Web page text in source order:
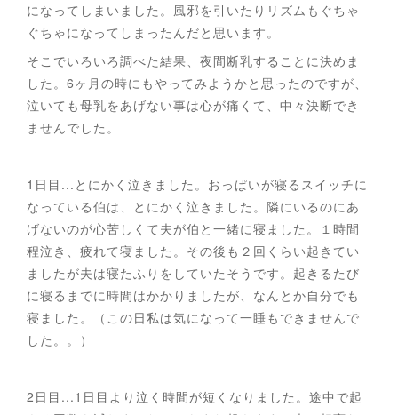
になってしまいました。風邪を引いたりリズムもぐちゃ
ぐちゃになってしまったんだと思います。
そこでいろいろ調べた結果、夜間断乳することに決めま
した。6ヶ月の時にもやってみようかと思ったのですが、
泣いても母乳をあげない事は心が痛くて、中々決断でき
ませんでした。
1日目...とにかく泣きました。おっぱいが寝るスイッチに
なっている伯は、とにかく泣きました。隣にいるのにあ
げないのが心苦しくて夫が伯と一緒に寝ました。１時間
程泣き、疲れて寝ました。その後も２回くらい起きてい
ましたが夫は寝たふりをしていたそうです。起きるたび
に寝るまでに時間はかかりましたが、なんとか自分でも
寝ました。（この日私は気になって一睡もできませんで
した。。）
2日目...1日目より泣く時間が短くなりました。途中で起